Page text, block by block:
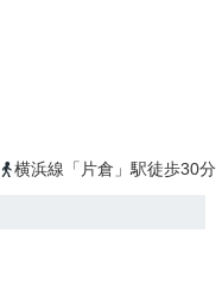
横浜線「片倉」駅徒歩30分